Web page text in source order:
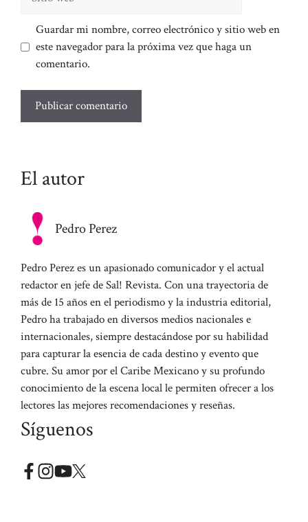
Guardar mi nombre, correo electrónico y sitio web en
este navegador para la próxima vez que haga un
comentario.
El autor
Pedro Perez
Pedro Perez es un apasionado comunicador y el actual
redactor en jefe de Sal! Revista. Con una trayectoria de
más de 15 años en el periodismo y la industria editorial,
Pedro ha trabajado en diversos medios nacionales e
internacionales, siempre destacándose por su habilidad
para capturar la esencia de cada destino y evento que
cubre. Su amor por el Caribe Mexicano y su profundo
conocimiento de la escena local le permiten ofrecer a los
lectores las mejores recomendaciones y reseñas.
Síguenos